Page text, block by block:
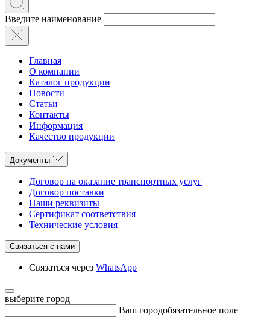
Введите наименование
Главная
О компании
Каталог продукции
Новости
Статьи
Контакты
Информация
Качество продукции
Документы
Договор на оказание транспортных услуг
Договор поставки
Наши реквизиты
Сертификат соответствия
Технические условия
Связаться с нами
Связаться через WhatsApp
выберите город
Ваш городобязательное поле